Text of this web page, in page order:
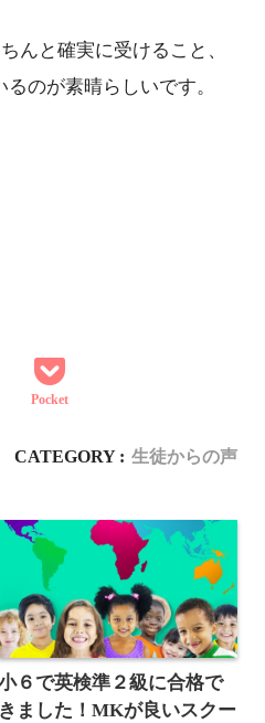
んと確実に受けること、
のが素晴らしいです。
Pocket
CATEGORY : 生徒からの声
６で英検準２級に合格で
きました！MKが良いスクー